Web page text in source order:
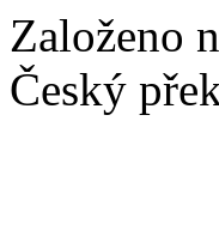
Založeno
Český